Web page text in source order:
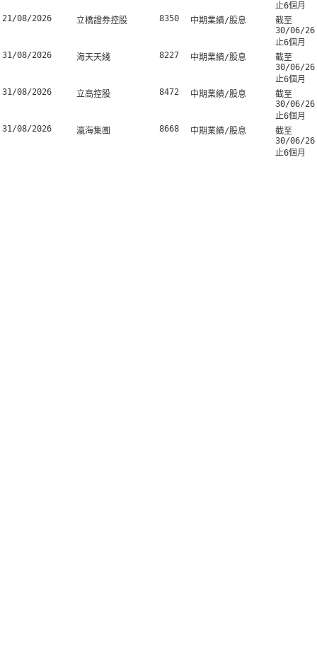
止6個月
21/08/2026
立橋證券控股 8350 中期業績/股息
截至
30/06/26
止6個月
31/08/2026
海天天綫 8227 中期業績/股息
截至
30/06/26
止6個月
31/08/2026
立高控股 8472 中期業績/股息
截至
30/06/26
止6個月
31/08/2026
瀛海集團 8668 中期業績/股息
截至
30/06/26
止6個月